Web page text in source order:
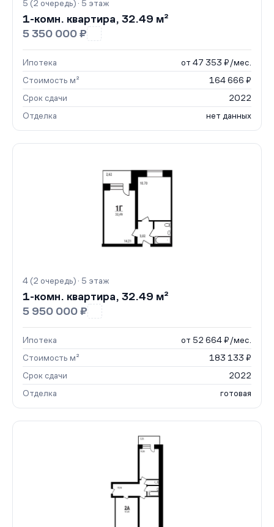
5 (2 очередь) · 5 этаж
1-комн. квартира, 32.49 м²
5 350 000 ₽
Ипотека
от 47 353 ₽/мес.
Стоимость м²
164 666 ₽
Срок сдачи
2022
Отделка
нет данных
4 (2 очередь) · 5 этаж
1-комн. квартира, 32.49 м²
5 950 000 ₽
Ипотека
от 52 664 ₽/мес.
Стоимость м²
183 133 ₽
Срок сдачи
2022
Отделка
готовая